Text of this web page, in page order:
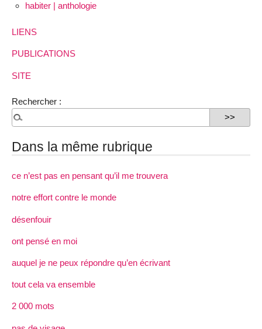
habiter | anthologie
LIENS
PUBLICATIONS
SITE
Rechercher :
Dans la même rubrique
ce n’est pas en pensant qu’il me trouvera
notre effort contre le monde
désenfouir
ont pensé en moi
auquel je ne peux répondre qu’en écrivant
tout cela va ensemble
2 000 mots